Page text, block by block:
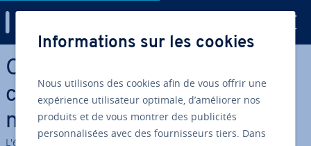
Aller au contenu principal
Obtenir un retour de la
clientèle grâce aux ques­tion­
naires en ligne
L'équipe édi­to­riale IONOS
Informations sur les cookies
Nous utilisons des cookies afin de vous offrir une
expérience utilisateur optimale, d’améliorer nos
produits et de vous montrer des publicités
personnalisées avec des fournisseurs tiers. Dans